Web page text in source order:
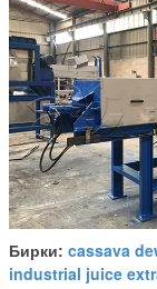
Бирки: cassava
industrial juice